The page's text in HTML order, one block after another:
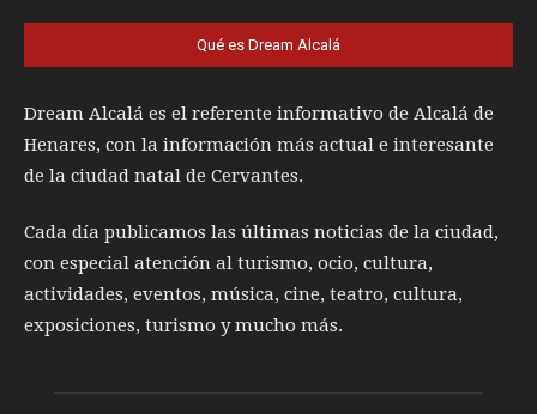
Qué es Dream Alcalá
Dream Alcalá es el referente informativo de Alcalá de
Henares, con la información más actual e interesante
de la ciudad natal de Cervantes.
Cada día publicamos las últimas noticias de la ciudad,
con especial atención al turismo, ocio, cultura,
actividades, eventos, música, cine, teatro, cultura,
exposiciones, turismo y mucho más.